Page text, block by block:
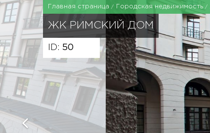
Главная страница Городская недвижимость
ЖК РИМСКИЙ ДОМ
ID: 50